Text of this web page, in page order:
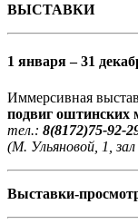
ВЫСТАВКИ
1 января – 31
Иммерсивная
подвиг оштинских
тел.: 8(8172)75-92-
(М. Ульяновой, 1,
Выставки-